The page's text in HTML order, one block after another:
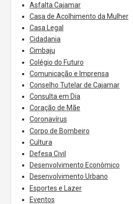
Asfalta Cajamar
Casa de Acolhimento da Mulher
Casa Legal
Cidadania
Cimbaju
Colégio do Futuro
Comunicação e Imprensa
Conselho Tutelar de Cajamar
Consulta em Dia
Coração de Mãe
Coronavírus
Corpo de Bombeiro
Cultura
Defesa Civil
Desenvolvimento Econômico
Desenvolvimento Urbano
Esportes e Lazer
Eventos